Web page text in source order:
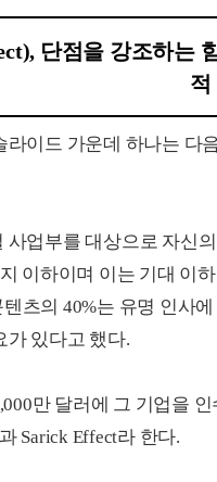
단점을 강조하는
적
이드 가운데 하나는 다
업부를 대상으로 자신
이하이며 이는 기대 이
츠의 40%는 유명 인사
가 있다고 했다.
만 달러에 그 기업을
Sarick Effect라 한다.